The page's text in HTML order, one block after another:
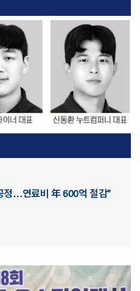
정…연료비 年 600억 절감"